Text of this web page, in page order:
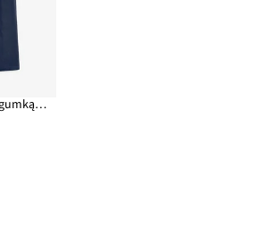
Spodnie 3/4 z elastyczną gumką w talii, z wiskozy